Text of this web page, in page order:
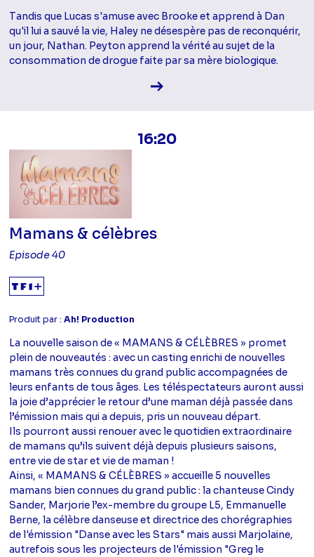
Tandis que Lucas s'amuse avec Brooke et apprend à Dan
qu'il lui a sauvé la vie, Haley ne désespère pas de reconquérir,
un jour, Nathan. Peyton apprend la vérité au sujet de la
consommation de drogue faite par sa mère biologique.
Voir la fiche diffusion
16:20
Mamans & célèbres
Episode 40
Produit par :Ah! Production
La nouvelle saison de « MAMANS & CÉLÈBRES » promet
plein de nouveautés : avec un casting enrichi de nouvelles
mamans très connues du grand public accompagnées de
leurs enfants de tous âges. Les téléspectateurs auront aussi
la joie d’apprécier le retour d’une maman déjà passée dans
l’émission mais qui a depuis, pris un nouveau départ.
Ils pourront aussi renouer avec le quotidien extraordinaire
de mamans qu’ils suivent déjà depuis plusieurs saisons,
entre vie de star et vie de maman !
Ainsi, « MAMANS & CÉLÈBRES » accueille 5 nouvelles
mamans bien connues du grand public : la chanteuse Cindy
Sander, Marjorie l’ex-membre du groupe L5, Emmanuelle
Berne, la célèbre danseuse et directrice des chorégraphies
de l'émission "Danse avec les Stars" mais aussi Marjolaine,
autrefois sous les projecteurs de l'émission "Greg le